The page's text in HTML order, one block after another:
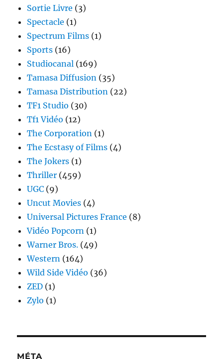
Sortie Livre (3)
Spectacle (1)
Spectrum Films (1)
Sports (16)
Studiocanal (169)
Tamasa Diffusion (35)
Tamasa Distribution (22)
TF1 Studio (30)
Tf1 Vidéo (12)
The Corporation (1)
The Ecstasy of Films (4)
The Jokers (1)
Thriller (459)
UGC (9)
Uncut Movies (4)
Universal Pictures France (8)
Vidéo Popcorn (1)
Warner Bros. (49)
Western (164)
Wild Side Vidéo (36)
ZED (1)
Zylo (1)
MÉTA